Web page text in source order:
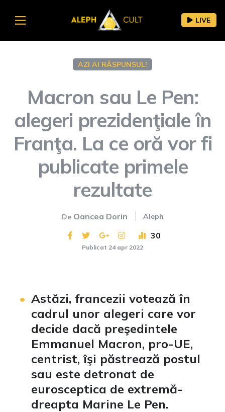
LIVE
AZI AI RĂSPUNSUL!
Macron sau Le Pen:
alegeri prezidenţiale în
Franţa. La ce oră vor fi
publicate primele
rezultate
De Oancea Dorin Aleph
30
Publicat 24 apr 2022
Astăzi, francezii votează în
cadrul unor alegeri care vor
decide dacă preşedintele
Emmanuel Macron, pro-UE,
centrist, îşi păstrează postul
sau este detronat de
eurosceptica de extremă-
dreapta Marine Le Pen.